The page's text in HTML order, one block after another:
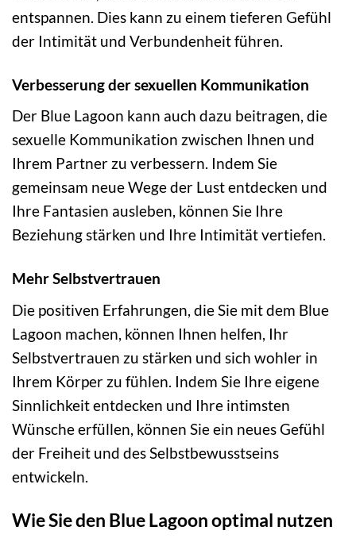
entspannen. Dies kann zu einem tieferen Gefühl
der Intimität und Verbundenheit führen.
Verbesserung der sexuellen Kommunikation
Der Blue Lagoon kann auch dazu beitragen, die
sexuelle Kommunikation zwischen Ihnen und
Ihrem Partner zu verbessern. Indem Sie
gemeinsam neue Wege der Lust entdecken und
Ihre Fantasien ausleben, können Sie Ihre
Beziehung stärken und Ihre Intimität vertiefen.
Mehr Selbstvertrauen
Die positiven Erfahrungen, die Sie mit dem Blue
Lagoon machen, können Ihnen helfen, Ihr
Selbstvertrauen zu stärken und sich wohler in
Ihrem Körper zu fühlen. Indem Sie Ihre eigene
Sinnlichkeit entdecken und Ihre intimsten
Wünsche erfüllen, können Sie ein neues Gefühl
der Freiheit und des Selbstbewusstseins
entwickeln.
Wie Sie den Blue Lagoon optimal nutzen